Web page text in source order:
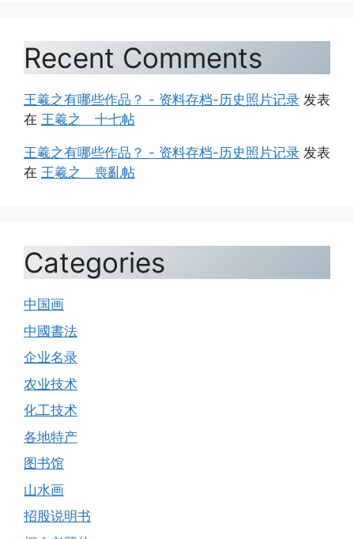
Recent Comments
王羲之有哪些作品？ - 资料存档-历史照片记录 发表
在 王羲之 十七帖
王羲之有哪些作品？ - 资料存档-历史照片记录 发表
在 王羲之 喪亂帖
Categories
中国画
中國書法
企业名录
农业技术
化工技术
各地特产
图书馆
山水画
招股说明书